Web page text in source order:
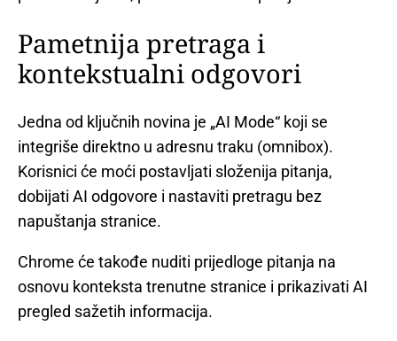
Pametnija pretraga i
kontekstualni odgovori
Jedna od ključnih novina je „AI Mode“ koji se
integriše direktno u adresnu traku (omnibox).
Korisnici će moći postavljati složenija pitanja,
dobijati AI odgovore i nastaviti pretragu bez
napuštanja stranice.
Chrome će takođe nuditi prijedloge pitanja na
osnovu konteksta trenutne stranice i prikazivati AI
pregled sažetih informacija.